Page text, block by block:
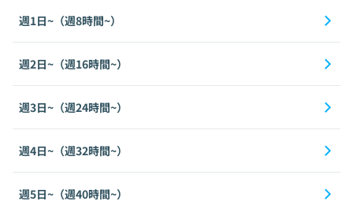
週1日~（週8時間~）
週2日~（週16時間~）
週3日~（週24時間~）
週4日~（週32時間~）
週5日~（週40時間~）